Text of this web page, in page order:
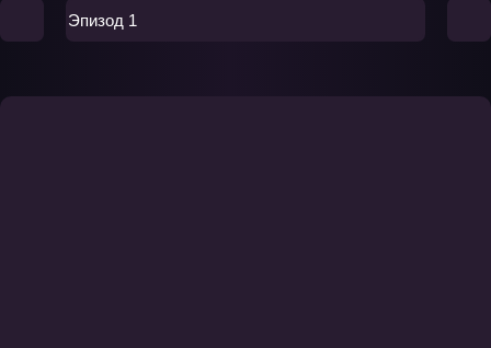
Эпизод 1